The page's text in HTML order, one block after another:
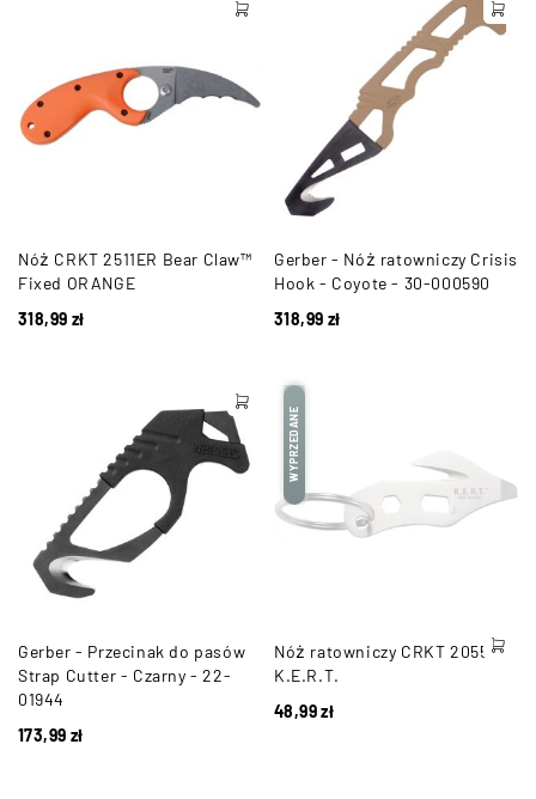
Nóż CRKT 2511ER Bear Claw™
Fixed ORANGE
318,99 zł
Gerber - Nóż ratowniczy Crisis
Hook - Coyote - 30-000590
318,99 zł
Gerber - Przecinak do pasów
Strap Cutter - Czarny - 22-
01944
173,99 zł
WYPRZEDANE
Nóż ratowniczy CRKT 2055
K.E.R.T.
48,99zł